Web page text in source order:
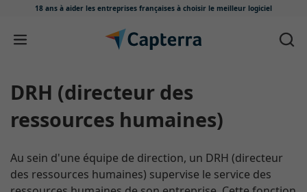
18 ans à aider les entreprises françaises à choisir le meilleur logiciel
Passer au contenu
DRH (directeur des
ressources humaines)
Au sein d'une équipe de direction, un DRH (directeur
des ressources humaines) supervise le service des